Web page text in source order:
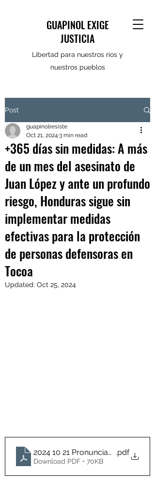
GUAPINOL EXIGE
JUSTICIA
Libertad para nuestros ríos y
nuestros pueblos
Post
+365 días sin medidas: A más
de un mes del asesinato de
Juan López y ante un profundo
riesgo, Honduras sigue sin
implementar medidas
efectivas para la protección
de personas defensoras en
Tocoa
guapinolresiste
Oct 21, 2024 3 min read
Updated: Oct 25, 2024
2024 10 21 Pronunciamiento
.pdf
Download PDF • 70KB